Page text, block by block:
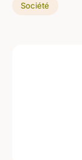
Société